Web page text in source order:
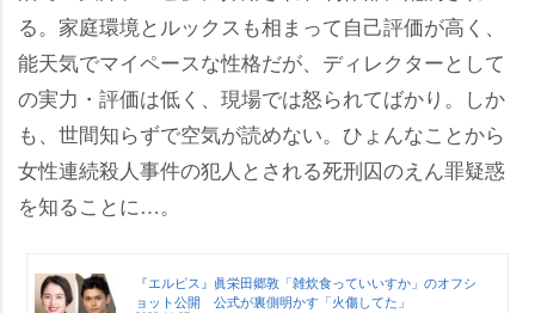
る。家庭環境とルックスも相まって自己評価が高く、
能天気でマイペースな性格だが、ディレクターとして
の実力・評価は低く、現場では怒られてばかり。しか
も、世間知らずで空気が読めない。ひょんなことから
女性連続殺人事件の犯人とされる死刑囚のえん罪疑惑
を知ることに…。
『エルピス』眞栄田郷敦「雑炊食っていいすか」のオフシ
ョット公開 公式が裏側明かす「火傷してた」